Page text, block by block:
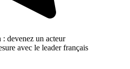
devenez un acteur
avec le leader français